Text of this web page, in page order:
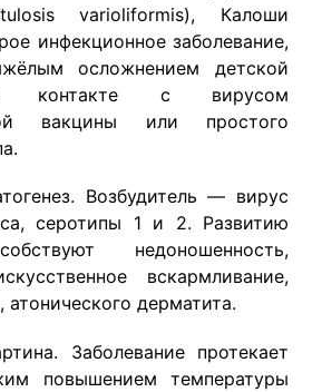
varioliformis), Калоши
инфекционное заболевание,
осложнением детской
контакте с вирусом
вакцины или простого
Возбудитель — вирус
серотипы 1 и 2. Развитию
недоношенность,
вскармливание,
атонического дерматита.
Заболевание протекает
повышением температуры